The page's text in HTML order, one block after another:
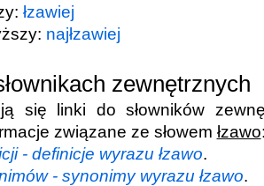
łzawiej
najłzawiej
zewnętrznych
się linki do słowników
związane ze słowem łzawo
- definicje wyrazu łzawo.
- synonimy wyrazu łzawo.